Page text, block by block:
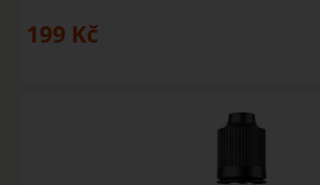
199 Kč